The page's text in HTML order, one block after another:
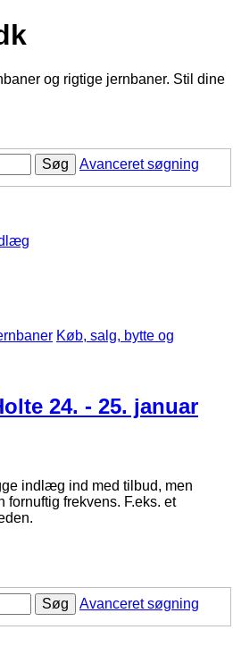
og rigtige jernbaner. Stil dine
Søg Avanceret søgning
Køb, salg, bytte og
24. - 25. januar
indlæg ind med tilbud, men
frekvens. F.eks. et
Søg
Avanceret søgning